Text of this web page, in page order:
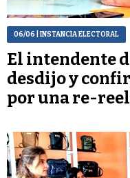
06/06 | INSTANCIA ELECTORAL
El intendente
desdijo y
por una re-